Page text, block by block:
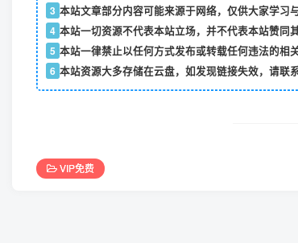
3 本站文章部分内容可能来源于网络，仅供大家学习
4 本站一切资源不代表本站立场，并不代表本站赞同
5 本站一律禁止以任何方式发布或转载任何违法的相
6 本站资源大多存储在云盘，如发现链接失效，请联
VIP免费